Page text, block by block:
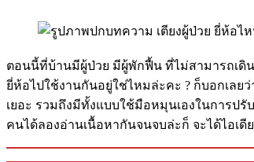
ตอนนี้ที่บ้านมีผู้ป่วย มีผู้พักฟื้น ที่ไม่สามารถเดิน
ยี่ห้อไปใช้งานกันอยู่ใช่ไหมล่ะคะ ? ก็บอกเลย
เยอะ รวมถึงมีทั้งแบบใช้มือหมุนเองในการป
คนได้ลองอ่านเนื้อหากันจนจบล่ะก็ จะได้ไอเดี